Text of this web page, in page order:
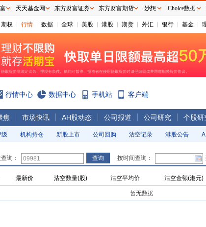
期权 行情 数据 全球 美股 港股 期货 外汇 银行 基金
行情中心 数据中心 手机站 客户端
焦 市场快讯 AH股动态 公司报道 公司研究 个股研
级 机构持仓 新股上市 公司回购 沽空记录 港股公告
询： 按时间查询：
最新价 沽空数量(股) 沽空平均价 沽空金额(港元)
暂无数据
天天基金网 东方财富证券 东方财富期货 妙想 Choice数据